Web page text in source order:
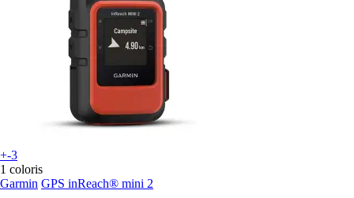
+-3
1 coloris
Garmin GPS inReach® mini 2